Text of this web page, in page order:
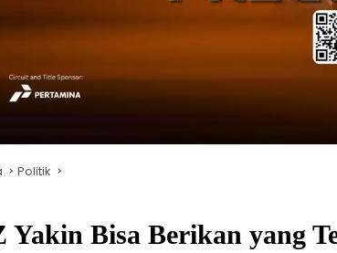
Politik
Yakin Bisa Berikan yang